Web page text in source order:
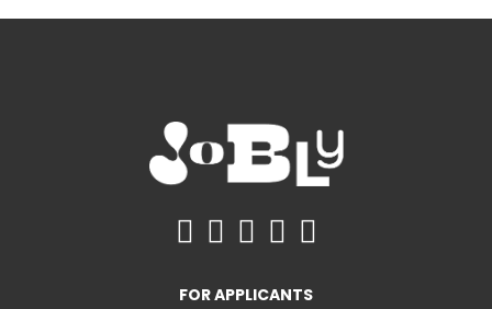
FOR APPLICANTS